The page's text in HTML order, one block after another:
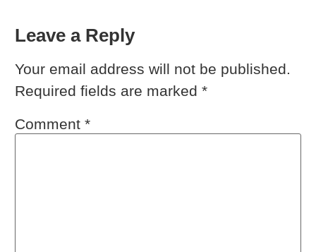
Leave a Reply
Your email address will not be published.
Required fields are marked *
Comment *